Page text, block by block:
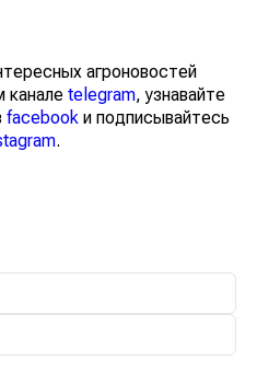
агроновостей
канале telegram, узнавайте
facebook и подписывайтесь
.